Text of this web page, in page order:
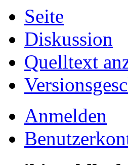
Seite
Diskussion
Quelltext
Anmelden